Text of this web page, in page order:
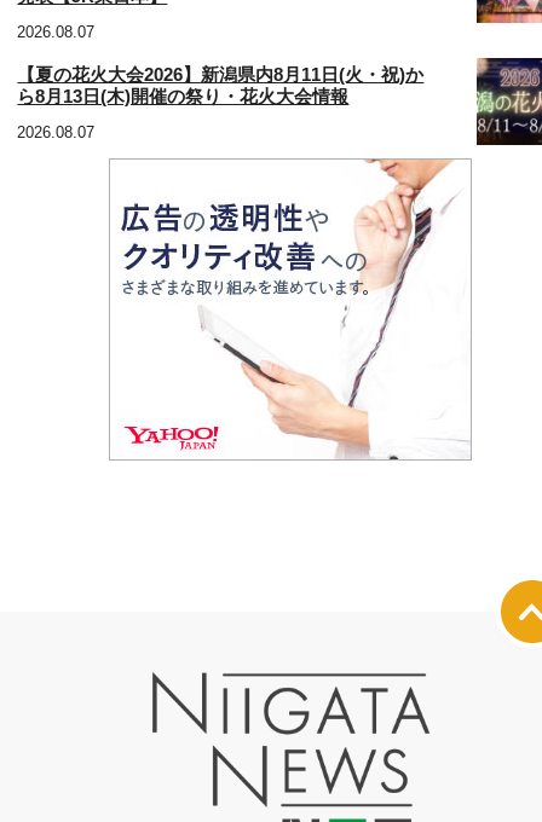
2026.08.07
【夏の花火大会2026】新潟県内8月11日(火・祝)か
ら8月13日(木)開催の祭り・花火大会情報
2026.08.07